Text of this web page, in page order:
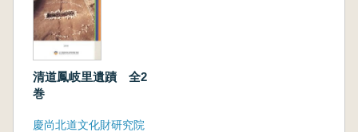
清道鳳岐里遺蹟 全2
巻
慶尚北道文化財研究院